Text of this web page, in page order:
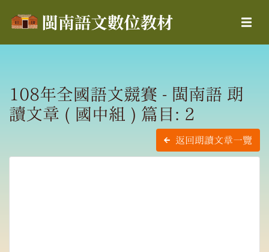
108年全國語文競賽 - 閩南語 朗
讀文章 ( 國中組 ) 篇目: 2
返回朗讀文章一覽